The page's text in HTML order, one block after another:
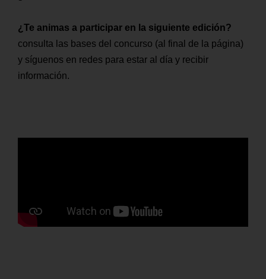
¿Te animas a participar en la siguiente edición?
consulta las bases del concurso (al final de la página)
y síguenos en redes para estar al día y recibir
información.